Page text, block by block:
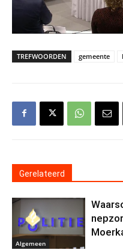
TREFWOORDEN gemeente
Gerelateerd
Algemeen